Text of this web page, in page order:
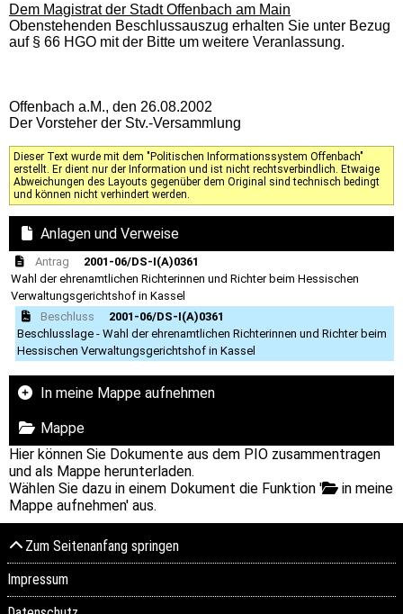
Dem Magistrat der Stadt Offenbach am Main
Obenstehenden Beschlussauszug erhalten Sie unter Bezug
auf § 66 HGO mit der Bitte um weitere Veranlassung.
Offenbach a.M., den 26.08.2002
Der Vorsteher der Stv.-Versammlung
Dieser Text wurde mit dem "Politischen Informationssystem Offenbach"
erstellt. Er dient nur der Information und ist nicht rechtsverbindlich. Etwaige
Abweichungen des Layouts gegenüber dem Original sind technisch bedingt
und können nicht verhindert werden.
Anlagen und Verweise
Antrag
2001-06/DS-I(A)0361
Wahl der ehrenamtlichen Richterinnen und Richter beim Hessischen
Verwaltungsgerichtshof in Kassel
Beschluss
2001-06/DS-I(A)0361
Beschlusslage - Wahl der ehrenamtlichen Richterinnen und Richter beim
Hessischen Verwaltungsgerichtshof in Kassel
In meine Mappe aufnehmen
Mappe
Hier können Sie Dokumente aus dem PIO zusammentragen
und als Mappe herunterladen.
Wählen Sie dazu in einem Dokument die Funktion '
in meine
Mappe aufnehmen' aus.
Zum Seitenanfang springen
Impressum